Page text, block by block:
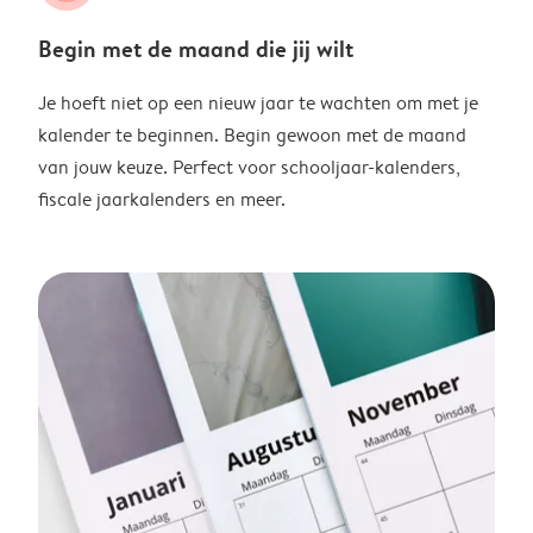
Begin met de maand die jij wilt
Je hoeft niet op een nieuw jaar te wachten om met je
kalender te beginnen. Begin gewoon met de maand
van jouw keuze. Perfect voor schooljaar-kalenders,
fiscale jaarkalenders en meer.